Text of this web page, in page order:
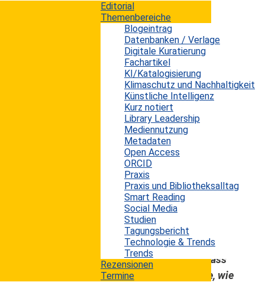
Editorial
Themenbereiche
Blogeintrag
Datenbanken / Verlage
Digitale Kuratierung
Fachartikel
KI/Katalogisierung
Klimaschutz und Nachhaltigkeit
Künstliche Intelligenz
Kurz notiert
Library Leadership
Mediennutzung
Metadaten
Open Access
ORCID
Praxis
Praxis und Bibliotheksalltag
Smart Reading
Social Media
Studien
Tagungsbericht
Technologie & Trends
Trends
Rezensionen
Termine
Autor: Erwin König
Das Peer-Review-Verfahren gilt heute als die
wichtigste und bevorzugte Methode zur Prüfung
wissenschaftlicher Arbeiten. Das
Prüfungsverfahren soll dabei idealtypisch einen
fairen und gerechten Prozess verkörpern, bei dem
wissenschaftliche Arbeiten ausschließlich nach
ihrem eigenen Wert beurteilt werden. Peer Review
gilt in der Wissenschaft somit als eine Art
Garantie für die wissenschaftliche Qualität einer
Arbeit. Andererseits ist in den letzten Jahren
Begutachtungsverfahren aufgekommen. So hat
eine aktuelle Untersuchung nachgewiesen, dass
es bezogen auf sozioökonomische Merkmale, wie